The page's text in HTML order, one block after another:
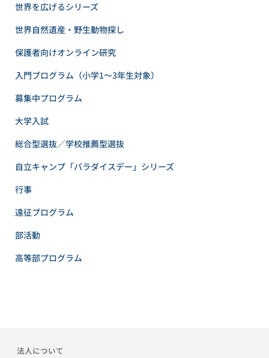
世界を広げるシリーズ
世界自然遺産・野生動物探し
保護者向けオンライン研究
入門プログラム（小学1〜3年生対象）
募集中プログラム
大学入試
総合型選抜／学校推薦型選抜
自立キャンプ「パラダイスデー」シリーズ
行事
遠征プログラム
部活動
高等部プログラム
法人について